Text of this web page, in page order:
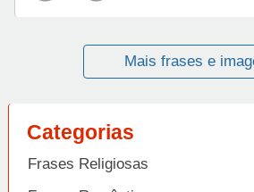
Mais frases e
Categorias
Frases Religiosas